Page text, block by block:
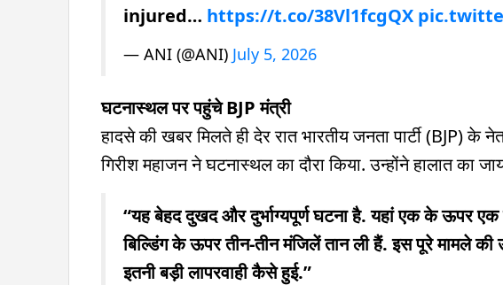
injured… https://t.co/38Vl1fcgQX
— ANI (@ANI) July 5, 2026
घटनास्थल पर पहुंचे BJP मंत्री
हादसे की खबर मिलते ही देर रात भारतीय जनता पार्टी (BJP) के
गिरीश महाजन ने घटनास्थल का दौरा किया. उन्होंने हालात का
“यह बेहद दुखद और दुर्भाग्यपूर्ण घटना है. यहां एक के ऊपर
बिल्डिंग के ऊपर तीन-तीन मंजिलें तान ली हैं. इस पूरे मामले
इतनी बड़ी लापरवाही कैसे हुई.”